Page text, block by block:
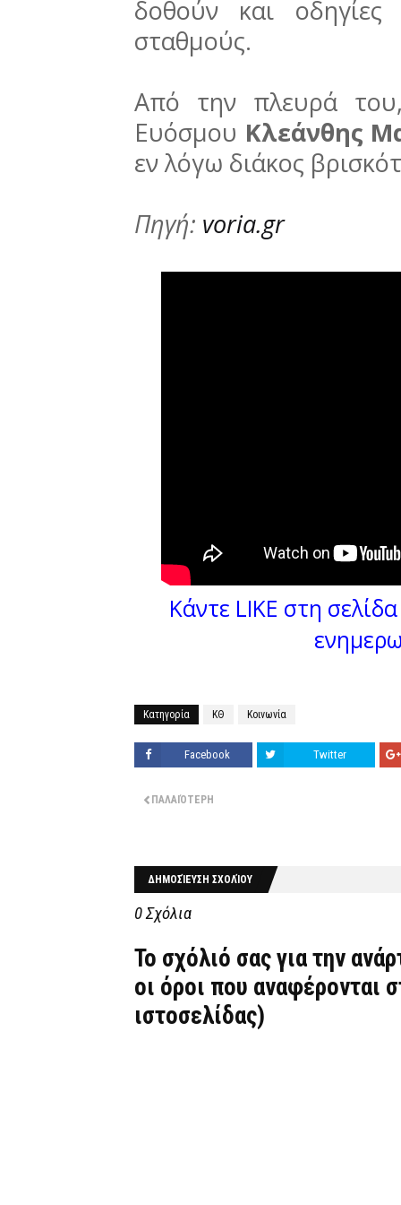
δοθούν και
σταθμούς.
Από την πλευρά
Ευόσμου Κλεάνθης
εν λόγω διάκος
Πηγή: voria.gr
Κάντε LIKE στη
Κατηγορία ΚΘ Κοινωνία
Facebook Twitter
ΠΑΛΑΙΌΤΕΡΗ
ΔΗΜΟΣΊΕΥΣΗ ΣΧΟΛΊΟΥ
0 Σχόλια
Το σχόλιό σας για την
οι όροι που αναφέρονται
ιστοσελίδας)